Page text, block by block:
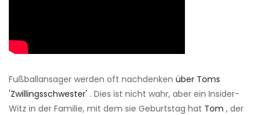
Fußballansager werden oft nachdenken über Toms
'Zwillingsschwester' . Dies ist nicht wahr, aber ein Insider-
Witz in der Familie, mit dem sie Geburtstag hat Tom , der